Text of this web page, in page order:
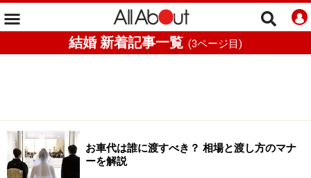
結婚 新着記事一覧 (3ページ目)
お車代は誰に渡すべき？ 相場と渡し方のマナ
ーを解説